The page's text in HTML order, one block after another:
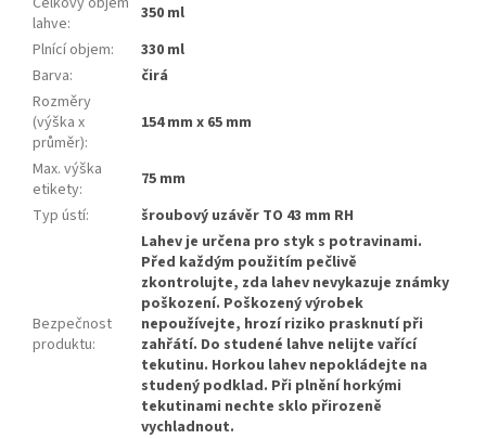
lahve:
350 ml
Plnící objem:
330 ml
Barva:
čirá
Rozměry
(výška x
průměr):
154 mm x 65 mm
Max. výška
etikety:
75 mm
Typ ústí: šroubový uzávěr TO 43 mm RH
Bezpečnost
produktu:
Lahev je určena pro styk s potravinami.
Před každým použitím pečlivě
zkontrolujte, zda lahev nevykazuje známky
poškození. Poškozený výrobek
nepoužívejte, hrozí riziko prasknutí při
zahřátí. Do studené lahve nelijte vařící
tekutinu. Horkou lahev nepokládejte na
studený podklad. Při plnění horkými
tekutinami nechte sklo přirozeně
vychladnout.